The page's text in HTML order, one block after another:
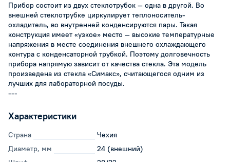
Прибор состоит из двух стеклотрубок — одна в другой. Во
внешней стеклотрубке циркулирует теплоноситель-
охладитель, во внутренней конденсируются пары. Такая
конструкция имеет «узкое» место — высокие температурные
напряжения в месте соединения внешнего охлаждающего
контура с конденсаторной трубкой. Поэтому долговечность
прибора напрямую зависит от качества стекла. Эта модель
произведена из стекла «Симакс», считающегося одним из
лучших для лабораторной посуды.
---
Характеристики
Страна
Чехия
Диаметр, мм
24 (внешний)